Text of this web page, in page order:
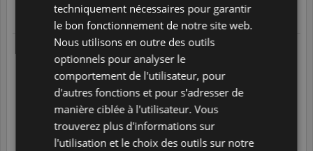
Translate
Alexandre C.
21/06/2022 à 00:54
suite à une expérience réalisée le
05/06/2022
.
..
5/
GERMAN
ITALIAN
PORTUGUESE
techniquement nécessaires pour garantir
le bon fonctionnement de notre site web.
Nous utilisons en outre des outils
optionnels pour analyser le
comportement de l'utilisateur, pour
d'autres fonctions et pour s'adresser de
manière ciblée à l'utilisateur. Vous
trouverez plus d'informations sur
l'utilisation et le choix des outils sur notre